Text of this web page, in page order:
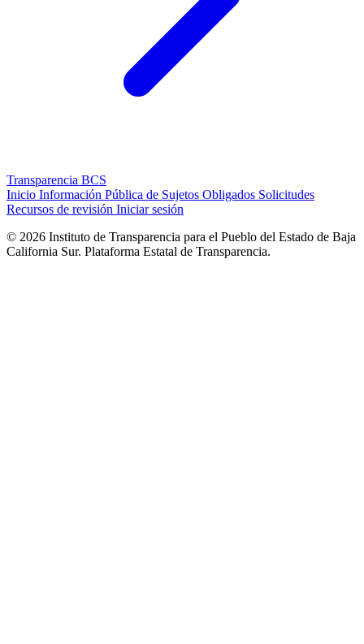
Transparencia BCS
Inicio Información Pública de Sujetos Obligados Solicitudes
Recursos de revisión Iniciar sesión
© 2026 Instituto de Transparencia para el Pueblo del Estado de Baja
California Sur. Plataforma Estatal de Transparencia.